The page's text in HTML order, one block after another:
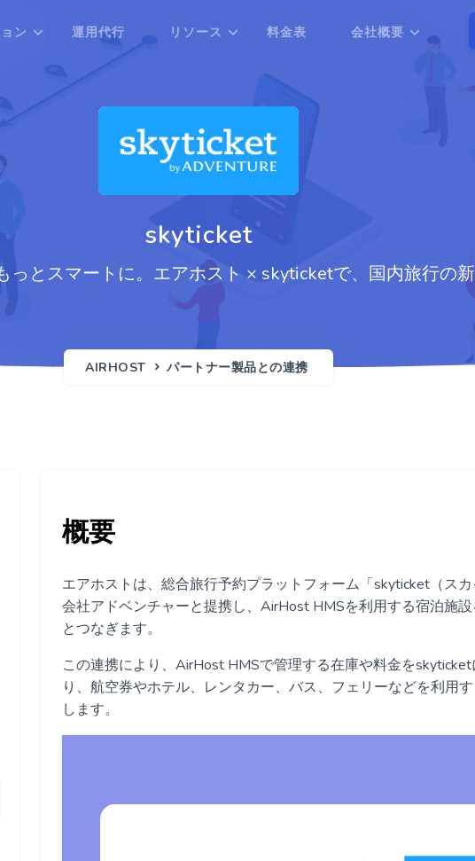
ン 運用代行 リソース 料金表 会社概要
skyticket
とスマートに。エアホスト × skyticketで、国内旅行の新
AIRHOST パートナー製品との連携
概要
エアホストは、総合旅行予約プラットフォーム「skyticket（ス
会社アドベンチャーと提携し、AirHost HMSを利用する宿泊施
とつなぎます。
この連携により、AirHost HMSで管理する在庫や料金を
り、航空券やホテル、レンタカー、バス、フェリーなどを利用
します。